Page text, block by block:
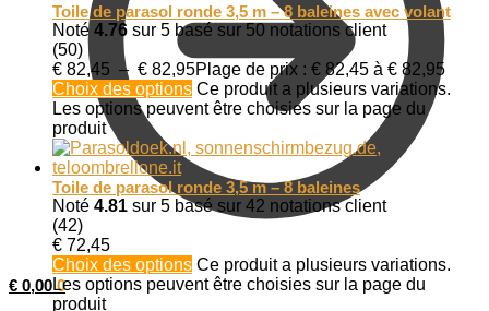
€ 0,00 0
Toile de parasol ronde 3,5 m – 8 baleines avec volant
Noté 4.76 sur 5 basé sur 50 notations client
(50)
€ 82,45 – € 82,95Plage de prix : € 82,45 à € 82,95
Choix des options Ce produit a plusieurs variations.
Les options peuvent être choisies sur la page du
produit
Toile de parasol ronde 3,5 m – 8 baleines
Noté 4.81 sur 5 basé sur 42 notations client
(42)
€ 72,45
Choix des options Ce produit a plusieurs variations.
Les options peuvent être choisies sur la page du
produit